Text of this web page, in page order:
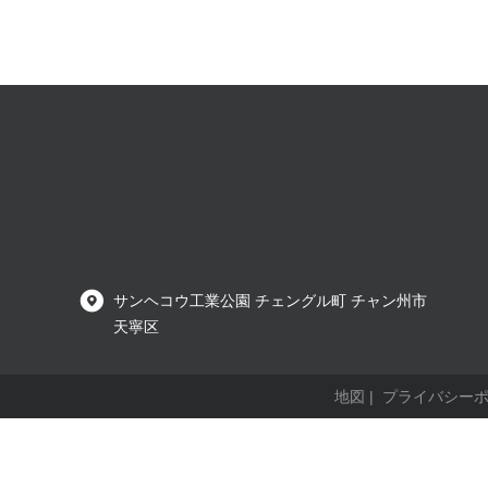
サンヘコウ工業公園 チェングル町 チャン州市
天寧区
地図 | プライバシー